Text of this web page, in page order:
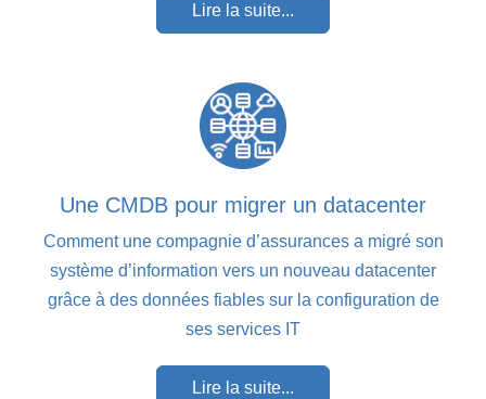
Lire la suite...
Une CMDB pour migrer un datacenter
Comment une compagnie d’assurances a migré son
système d’information vers un nouveau datacenter
grâce à des données fiables sur la configuration de
ses services IT
Lire la suite...